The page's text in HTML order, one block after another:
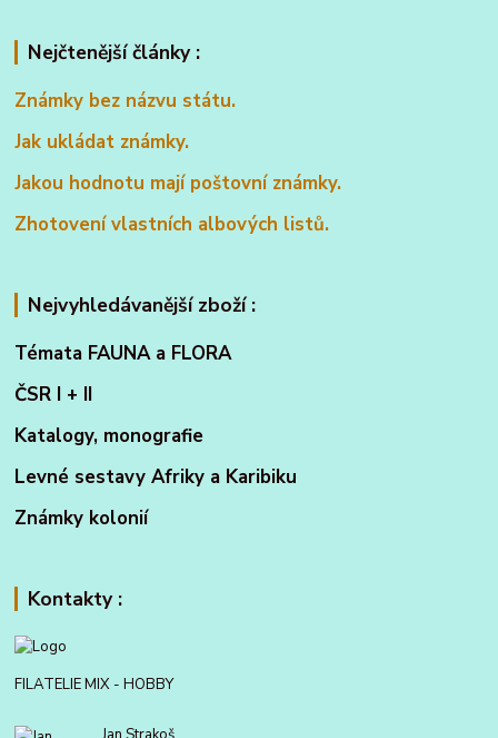
Nejčtenější články :
Známky bez názvu státu.
Jak ukládat známky.
Jakou hodnotu mají poštovní známky.
Zhotovení vlastních albových listů.
Nejvyhledávanější zboží :
Témata FAUNA a FLORA
ČSR I + II
Katalogy, monografie
Levné sestavy Afriky a Karibiku
Známky kolonií
Kontakty :
FILATELIE MIX - HOBBY